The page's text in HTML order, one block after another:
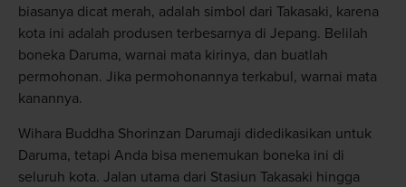
biasanya dicat merah, adalah simbol dari Takasaki, karena
kota ini adalah produsen terbesarnya di Jepang. Belilah
boneka Daruma, warnai mata kirinya, dan buatlah
permohonan. Jika permohonannya terkabul, warnai mata
kanannya.
Wihara Buddha Shorinzan Darumaji didedikasikan untuk
Daruma, tetapi Anda bisa menemukan boneka ini di
seluruh kota. Jalan utama dari Stasiun Takasaki hingga